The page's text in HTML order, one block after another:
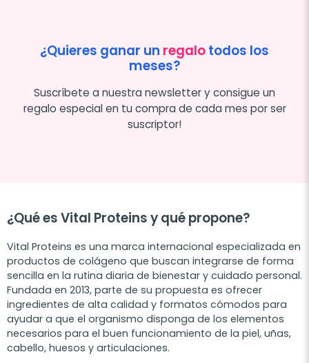
¿Quieres ganar un regalotodos los
meses?
Suscríbete a nuestra newsletter y consigue un
regalo especial en tu compra de cada mes por ser
suscriptor!
¿Qué es Vital Proteins y qué propone?
Vital Proteins es una marca internacional especializada en
productos de colágeno que buscan integrarse de forma
sencilla en la rutina diaria de bienestar y cuidado personal.
Fundada en 2013, parte de su propuesta es ofrecer
ingredientes de alta calidad y formatos cómodos para
ayudar a que el organismo disponga de los elementos
necesarios para el buen funcionamiento de la piel, uñas,
cabello, huesos y articulaciones.